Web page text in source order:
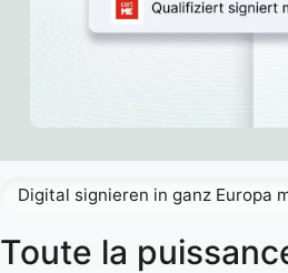
Toute la
Digital signieren in ganz Europa